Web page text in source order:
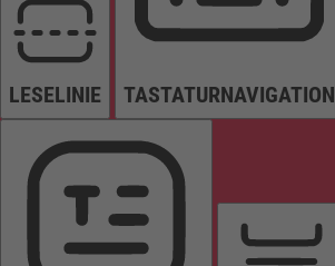
LESELINIE TASTATURNAVIGATION